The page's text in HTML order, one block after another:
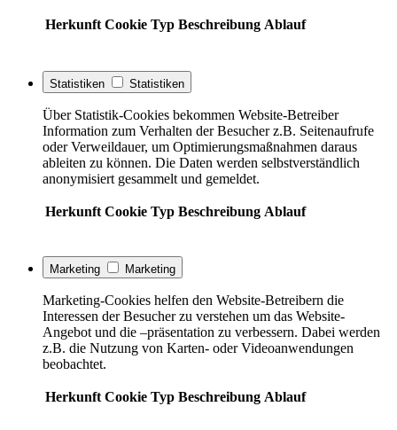
Herkunft Cookie Typ Beschreibung Ablauf
Statistiken Statistiken
Über Statistik-Cookies bekommen Website-Betreiber
Information zum Verhalten der Besucher z.B. Seitenaufrufe
oder Verweildauer, um Optimierungsmaßnahmen daraus
ableiten zu können. Die Daten werden selbstverständlich
anonymisiert gesammelt und gemeldet.
Herkunft Cookie Typ Beschreibung Ablauf
Marketing Marketing
Marketing-Cookies helfen den Website-Betreibern die
Interessen der Besucher zu verstehen um das Website-
Angebot und die –präsentation zu verbessern. Dabei werden
z.B. die Nutzung von Karten- oder Videoanwendungen
beobachtet.
Herkunft Cookie Typ Beschreibung Ablauf